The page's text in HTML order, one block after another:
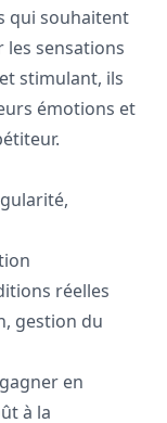
qui souhaitent
sensations
stimulant, ils
émotions et
réelles
gestion du
en
à la